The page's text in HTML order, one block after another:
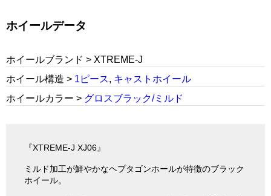
ホイールデータ
ホイールブランド > XTREME-J
ホイール構造 > 1ピース, キャストホイール
ホイールカラー > グロスブラック/ミルド
『XTREME-J XJ06』
ミルド加工が鮮やかなヘプタゴンホールが特徴のブラック
ホイール。